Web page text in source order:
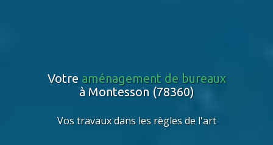
Votre aménagement de bureaux
à Montesson (78360)
Vos travaux dans les règles de l'art